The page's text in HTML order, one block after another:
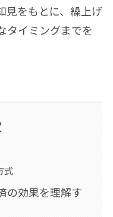
見をもとに、繰上げ
タイミングまでを
式
の効果を理解す